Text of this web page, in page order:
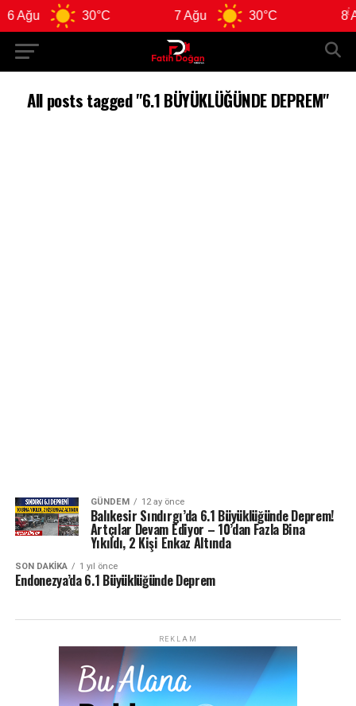
Ağu 30°C 7 Ağu 30°C 8
All posts tagged "6.1 BÜYÜKLÜĞÜNDE DEPREM"
GÜNDEM 12 ay önce
Balıkesir Sındırgı’da 6.1 Büyüklüğünde Deprem!
Artçılar Devam Ediyor – 10’dan Fazla Bina
Yıkıldı, 2 Kişi Enkaz Altında
SON DAKIKA 1 yıl önce
Endonezya’da 6.1 Büyüklüğünde Deprem
REKLAM